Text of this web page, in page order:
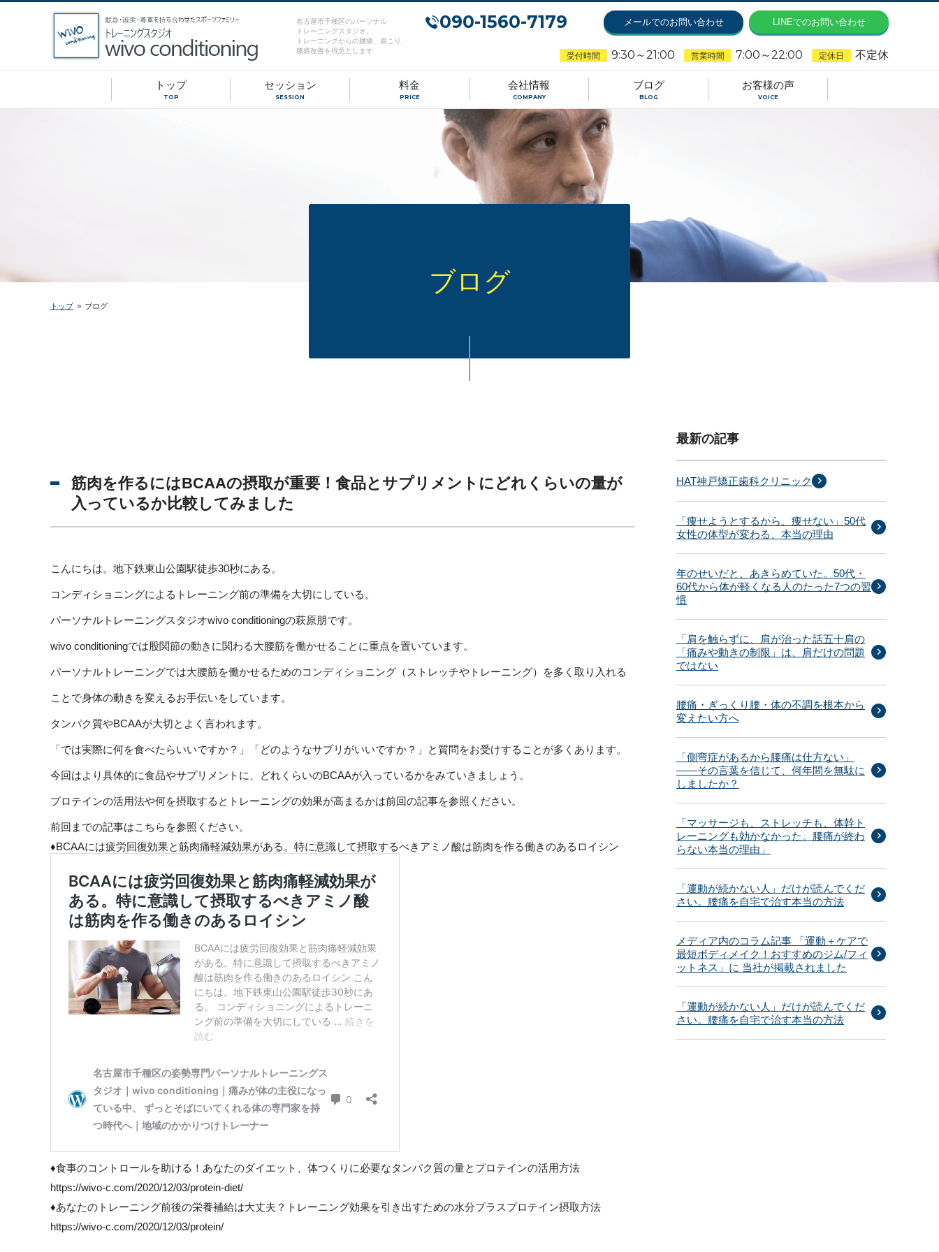
名古屋市千種区のパーソナル
トレーニングスタジオ。
トレーニングからの腰痛、肩こり、
膝痛改善を得意とします
090-1560-7179 メールでのお問い合わせ LINEでのお問い合わせ
受付時間 9:30～21:00 営業時間 7:00～22:00 定休日 不定休
トップ
TOP
セッション
SESSION
料金
PRICE
会社情報
COMPANY
ブログ
BLOG
お客様の声
VOICE
ブログ
トップ > ブログ
筋肉を作るにはBCAAの摂取が重要！食品とサプリメントにどれくらいの量が
入っているか比較してみました
こんにちは。地下鉄東山公園駅徒歩30秒にある。
コンディショニングによるトレーニング前の準備を大切にしている。
パーソナルトレーニングスタジオwivo conditioningの萩原朋です。
wivo conditioningでは股関節の動きに関わる大腰筋を働かせることに重点を置いています。
パーソナルトレーニングでは大腰筋を働かせるためのコンディショニング（ストレッチやトレーニング）を多く取り入れる
ことで身体の動きを変えるお手伝いをしています。
タンパク質やBCAAが大切とよく言われます。
「では実際に何を食べたらいいですか？」「どのようなサプリがいいですか？」と質問をお受けすることが多くあります。
今回はより具体的に食品やサプリメントに、どれくらいのBCAAが入っているかをみていきましょう。
プロテインの活用法や何を摂取するとトレーニングの効果が高まるかは前回の記事を参照ください。
前回までの記事はこちらを参照ください。
♦BCAAには疲労回復効果と筋肉痛軽減効果がある。特に意識して摂取するべきアミノ酸は筋肉を作る働きのあるロイシン
♦食事のコントロールを助ける！あなたのダイエット、体つくりに必要なタンパク質の量とプロテインの活用方法
https://wivo-c.com/2020/12/03/protein-diet/
♦あなたのトレーニング前後の栄養補給は大丈夫？トレーニング効果を引き出すための水分プラスプロテイン摂取方法
https://wivo-c.com/2020/12/03/protein/
最新の記事
HAT神戸矯正歯科クリニック
「痩せようとするから、痩せない」50代
女性の体型が変わる、本当の理由
年のせいだと、あきらめていた。50代・
60代から体が軽くなる人のたった7つの習
慣
「肩を触らずに、肩が治った話五十肩の
「痛みや動きの制限」は、肩だけの問題
ではない
腰痛・ぎっくり腰・体の不調を根本から
変えたい方へ
「側弯症があるから腰痛は仕方ない」
——その言葉を信じて、何年間を無駄に
しましたか？
「マッサージも、ストレッチも、体幹ト
レーニングも効かなかった。腰痛が終わ
らない本当の理由」
「運動が続かない人」だけが読んでくだ
さい。腰痛を自宅で治す本当の方法
メディア内のコラム記事 「運動＋ケアで
最短ボディメイク！おすすめのジム/フィ
ットネス」に 当社が掲載されました
「運動が続かない人」だけが読んでくだ
さい。腰痛を自宅で治す本当の方法